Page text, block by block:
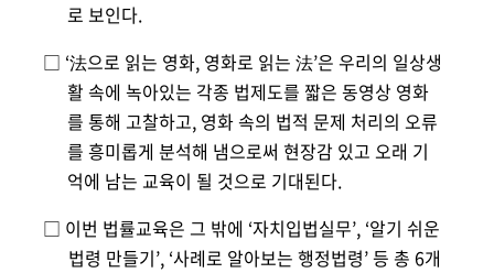
로 보인다.
□ ‘法으로 읽는 영화, 영화로 읽는 法’은 우리의 일상생
활 속에 녹아있는 각종 법제도를 짧은 동영상 영화
를 통해 고찰하고, 영화 속의 법적 문제 처리의 오류
를 흥미롭게분석해 냄으로써 현장감 있고 오래 기
억에 남는 교육이 될 것으로 기대된다.
□ 이번 법률교육은 그 밖에 ‘자치입법실무’, ‘알기 쉬운
법령 만들기’, ‘사례로 알아보는 행정법령’ 등 총 6개